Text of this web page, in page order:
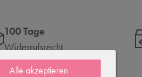
100 Tage
Widerrufsrecht
Alle akzeptieren